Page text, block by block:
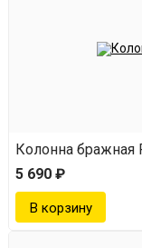
Колонна бражная
5 690 ₽